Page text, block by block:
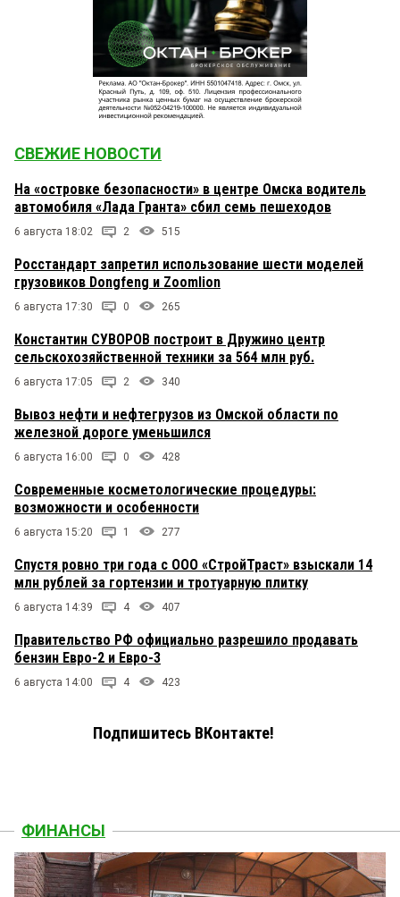
СВЕЖИЕ НОВОСТИ
На «островке безопасности» в центре Омска водитель
автомобиля «Лада Гранта» сбил семь пешеходов
6 августа 18:02 2 515
Росстандарт запретил использование шести моделей
грузовиков Dongfeng и Zoomlion
6 августа 17:30 0 265
Константин СУВОРОВ построит в Дружино центр
сельскохозяйственной техники за 564 млн руб.
6 августа 17:05 2 340
Вывоз нефти и нефтегрузов из Омской области по
железной дороге уменьшился
6 августа 16:00 0 428
Современные косметологические процедуры:
возможности и особенности
6 августа 15:20 1 277
Спустя ровно три года с ООО «СтройТраст» взыскали 14
млн рублей за гортензии и тротуарную плитку
6 августа 14:39 4 407
Правительство РФ официально разрешило продавать
бензин Евро-2 и Евро-3
6 августа 14:00 4 423
Подпишитесь ВКонтакте!
ФИНАНСЫ